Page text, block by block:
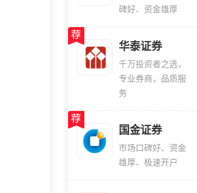
碑好、资金雄厚
华泰证券
千万投资者之选，
专业券商，品质服
务
国金证券
市场口碑好、资金
雄厚、极速开户